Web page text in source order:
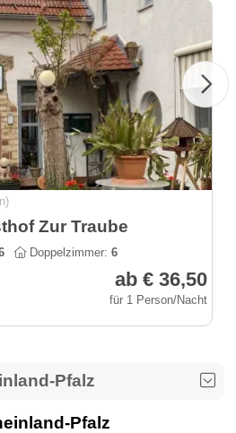
Zur Traube
Doppelzimmer: 6
ab € 36,50
für 1 Person/Nacht
Pfalz
Pfalz